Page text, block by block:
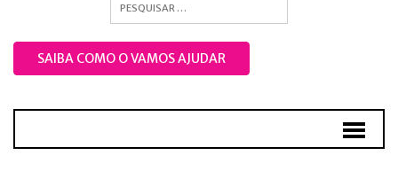
SAIBA COMO O VAMOS AJUDAR